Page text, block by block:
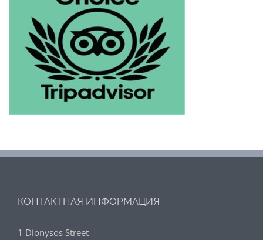
КОНТАКТНАЯ ИНФОРМАЦИЯ
1 Dionysos Street